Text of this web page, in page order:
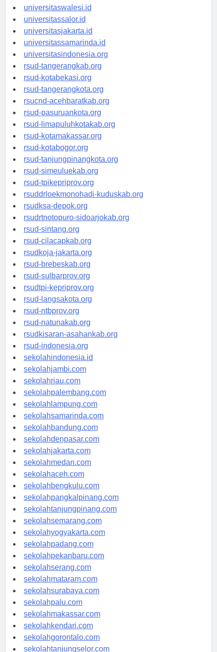
universitaswanggar.id
universitaswalesi.id
universitassalor.id
universitasjakarta.id
universitassamarinda.id
universitasindonesia.org
rsud-tangerangkab.org
rsud-kotabekasi.org
rsud-tangerangkota.org
rsucnd-acehbaratkab.org
rsud-pasuruankota.org
rsud-limapuluhkotakab.org
rsud-kotamakassar.org
rsud-kotabogor.org
rsud-tanjungpinangkota.org
rsud-simeuluekab.org
rsud-tpikepriprov.org
rsuddrloekmonohadi-kuduskab.org
rsudksa-depok.org
rsudrtnotopuro-sidoarjokab.org
rsud-sintang.org
rsud-cilacapkab.org
rsudkoja-jakarta.org
rsud-brebeskab.org
rsud-sulbarprov.org
rsudtpi-kepriprov.org
rsud-langsakota.org
rsud-ntbprov.org
rsud-natunakab.org
rsudkisaran-asahankab.org
rsud-indonesia.org
sekolahindonesia.id
sekolahjambi.com
sekolahriau.com
sekolahpalembang.com
sekolahlampung.com
sekolahsamarinda.com
sekolahbandung.com
sekolahdenpasar.com
sekolahjakarta.com
sekolahmedan.com
sekolahaceh.com
sekolahbengkulu.com
sekolahpangkalpinang.com
sekolahtanjungpinang.com
sekolahsemarang.com
sekolahyogyakarta.com
sekolahpadang.com
sekolahpekanbaru.com
sekolahserang.com
sekolahmataram.com
sekolahsurabaya.com
sekolahpalu.com
sekolahmakassar.com
sekolahkendari.com
sekolahgorontalo.com